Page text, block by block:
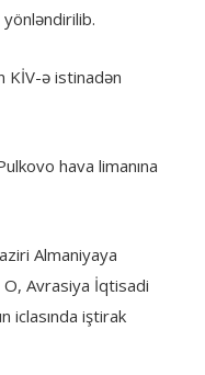
KİV-ə istinadən
hava limanına
Almaniyaya
Avrasiya İqtisadi
iclasında iştirak